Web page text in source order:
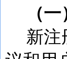
（
新注